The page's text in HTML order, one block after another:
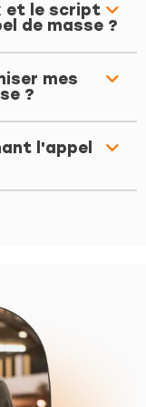
et le script
de masse ?
mes
?
l'appel